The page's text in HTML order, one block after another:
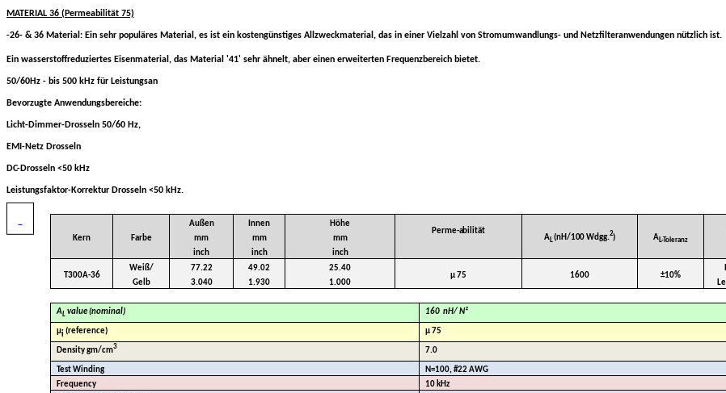
MATERIAL 36 (Permeabilität 75)
-26- & 36 Material: Ein sehr populäres Material, es ist ein kostengünstiges Allzweckmaterial, das in einer Vielzahl von Stromumwandlungs- und Netzfilteranwendungen nützlich ist.
Ein wasserstoffreduziertes Eisenmaterial, das Material '41' sehr ähnelt, aber einen erweiterten Frequenzbereich bietet.
50/60Hz - bis 500 kHz für Leistungsan
Bevorzugte Anwendungsbereiche:
Licht-Dimmer-Drosseln 50/60 Hz,
EMI-Netz Drosseln
DC-Drosseln <50 kHz
Leistungsfaktor-Korrektur Drosseln <50 kHz.
Kern Farbe
Außen
mm
inch
Innen
mm
inch
Höhe
mm
inch
Perme-abilität
AL (nH/100 Wdgg.2) A L-Toleranz
T300A-36
Weiß/
Gelb
77.22
3.040
49.02
1.930
25.40
1.000
µ 75 1600 ±10%
AL value (nominal) 160 nH/ N²
µi (reference) µ 75
Density gm/cm3 7.0
Test Winding
N=100, #22 AWG
Frequency
10 kHz